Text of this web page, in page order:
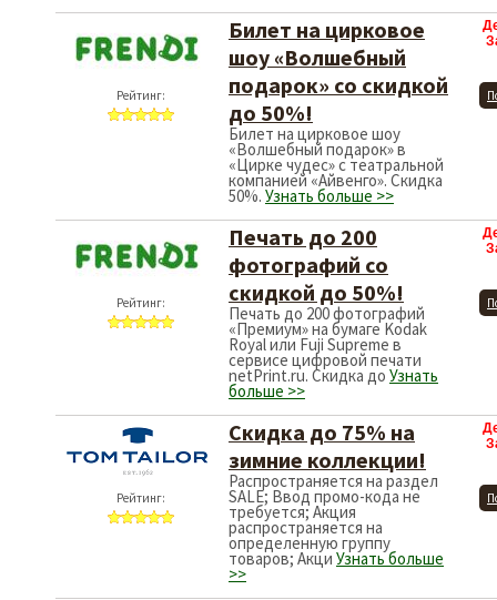
Рейтинг:
Билет на цирковое
шоу «Волшебный
подарок» со скидкой
до 50%!
Билет на цирковое шоу
«Волшебный подарок» в
«Цирке чудес» с театральной
компанией «Айвенго». Скидка
50%. Узнать больше >>
Рейтинг:
Печать до 200
фотографий со
скидкой до 50%!
Печать до 200 фотографий
«Премиум» на бумаге Kodak
Royal или Fuji Supreme в
сервисе цифровой печати
netPrint.ru. Скидка до Узнать
больше >>
Рейтинг:
Скидка до 75% на
зимние коллекции!
Распространяется на раздел
SALE; Ввод промо-кода не
требуется; Акция
распространяется на
определенную группу
товаров; Акци Узнать больше
>>